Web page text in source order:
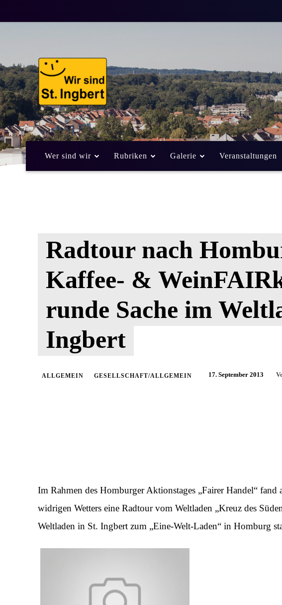
Wer sind wir Rubriken Galerie Veranstaltungen
Radtour nach
Kaffee- &
runde Sache im
Ingbert
ALLGEMEIN GESELLSCHAFT/ALLGEMEIN 17. September 2013
Im Rahmen des Homburger Aktionstages „Fairer Handel“ fand
widrigen Wetters eine Radtour vom Weltladen „Kreuz des
Weltladen in St. Ingbert zum „Eine-Welt-Laden“ in Homburg